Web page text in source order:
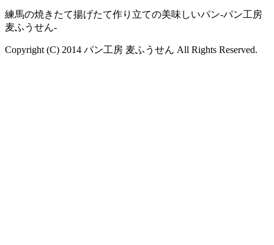
練馬の焼きたて揚げたて作り立ての美味しいパン-パン工房
麦ふうせん-
Copyright (C) 2014 パン工房 麦ふうせん All Rights Reserved.